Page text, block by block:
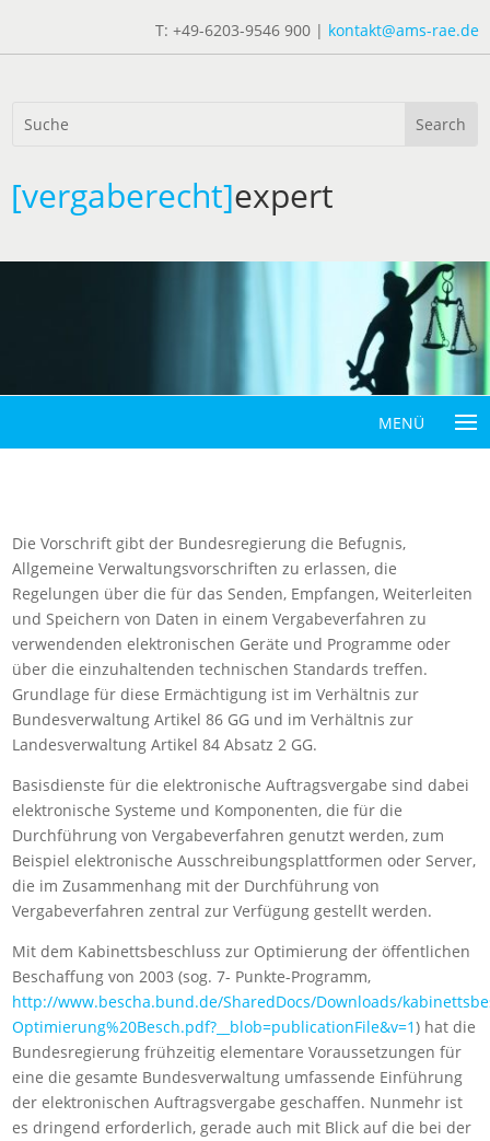
T: +49-6203-9546 900 | kontakt@ams-rae.de
[vergaberecht]expert
Die Vorschrift gibt der Bundesregierung die Befugnis,
Allgemeine Verwaltungsvorschriften zu erlassen, die
Regelungen über die für das Senden, Empfangen, Weiterleiten
und Speichern von Daten in einem Vergabeverfahren zu
verwendenden elektronischen Geräte und Programme oder
über die einzuhaltenden technischen Standards treffen.
Grundlage für diese Ermächtigung ist im Verhältnis zur
Bundesverwaltung Artikel 86 GG und im Verhältnis zur
Landesverwaltung Artikel 84 Absatz 2 GG.
Basisdienste für die elektronische Auftragsvergabe sind dabei
elektronische Systeme und Komponenten, die für die
Durchführung von Vergabeverfahren genutzt werden, zum
Beispiel elektronische Ausschreibungsplattformen oder Server,
die im Zusammenhang mit der Durchführung von
Vergabeverfahren zentral zur Verfügung gestellt werden.
Mit dem Kabinettsbeschluss zur Optimierung der öffentlichen
Beschaffung von 2003 (sog. 7- Punkte-Programm,
http://www.bescha.bund.de/SharedDocs/Downloads/
Optimierung%20Besch.pdf?__blob=publicationFile&v=1) hat die
Bundesregierung frühzeitig elementare Voraussetzungen für
eine die gesamte Bundesverwaltung umfassende Einführung
der elektronischen Auftragsvergabe geschaffen. Nunmehr ist
es dringend erforderlich, gerade auch mit Blick auf die bei der